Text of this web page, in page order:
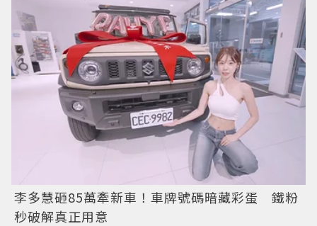
李多慧砸85萬牽新車！車牌號碼暗藏彩蛋 鐵粉
秒破解真正用意